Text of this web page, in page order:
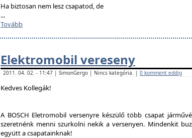
Ha biztosan nem lesz csapatod, de
...
Tovább
Elektromobil vereseny
2011. 04. 02. - 11:47 | SimonGergo | Nincs kategória. | 0 komment eddig
Kedves Kollegák!
A BOSCH Eletromobil versenyre készülő több csapat
szeretnénk menni szurkolni nekik a versenyen. Mindenkit
együtt a csapatainknak!